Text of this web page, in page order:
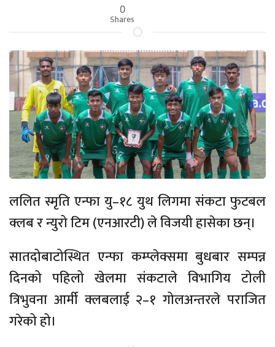
0
Shares
ललित स्मृति एन्फा यु–१८ युथ लिगमा संकटा फुटबल
क्लब र न्युरो टिम (एनआरटी) ले विजयी हासेका छन्।
सातदोबाटोस्थित एन्फा कम्प्लेक्समा बुधबार सम्पन्न
दिनको पहिलो खेलमा संकटाले विभागिय टोली
त्रिभुवना आर्मी क्लबलाई २–१ गोलअन्तरले पराजित
गरेको हो।